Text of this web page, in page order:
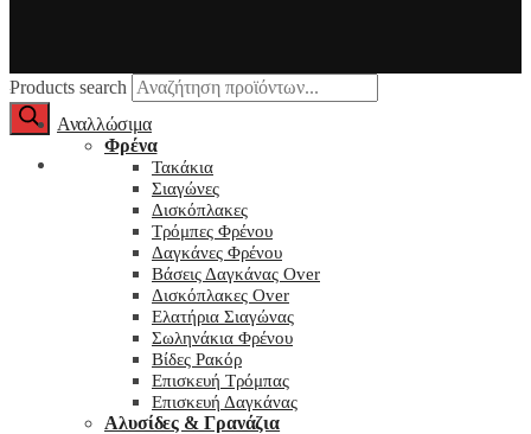
Products search
O λογαριασμός μου
Αναλλώσιμα
Φρένα
Τακάκια
Σιαγώνες
Δισκόπλακες
Τρόμπες Φρένου
Δαγκάνες Φρένου
Βάσεις Δαγκάνας Over
Δισκόπλακες Over
Ελατήρια Σιαγώνας
Σωληνάκια Φρένου
Βίδες Ρακόρ
Επισκευή Τρόμπας
Επισκευή Δαγκάνας
Αλυσίδες & Γρανάζια